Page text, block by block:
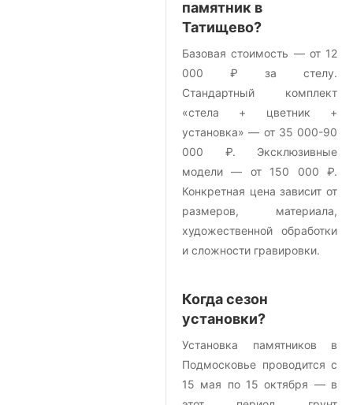
памятник в
Татищево?
Базовая стоимость — от 12
000 ₽ за стелу.
Стандартный комплект
«стела + цветник +
установка» — от 35 000-90
000 ₽. Эксклюзивные
модели — от 150 000 ₽.
Конкретная цена зависит от
размеров, материала,
художественной обработки
и сложности гравировки.
Когда сезон
установки?
Установка памятников в
Подмосковье проводится с
15 мая по 15 октября — в